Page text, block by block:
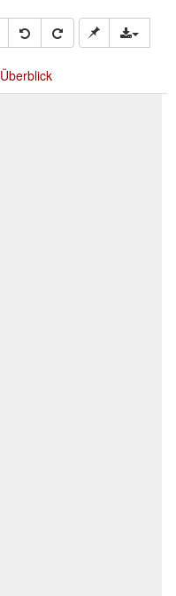
Überblick